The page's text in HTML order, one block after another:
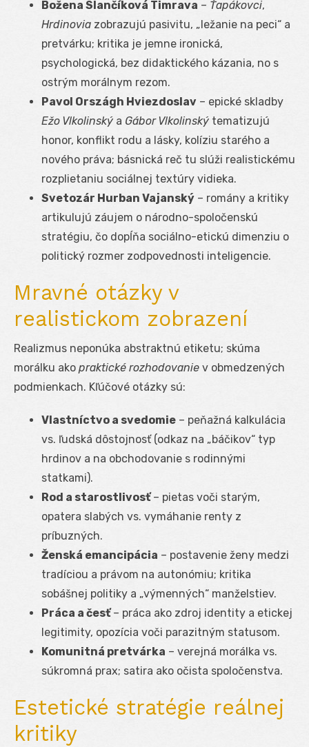
Božena Slančíková Timrava – Ťapákovci,
Hrdinovia zobrazujú pasivitu, „ležanie na peci“ a
pretvárku; kritika je jemne ironická,
psychologická, bez didaktického kázania, no s
ostrým morálnym rezom.
Pavol Országh Hviezdoslav – epické skladby
Ežo Vlkolinský a Gábor Vlkolinský tematizujú
honor, konflikt rodu a lásky, kolíziu starého a
nového práva; básnická reč tu slúži realistickému
rozplietaniu sociálnej textúry vidieka.
Svetozár Hurban Vajanský – romány a kritiky
artikulujú záujem o národno-spoločenskú
stratégiu, čo dopĺňa sociálno-etickú dimenziu o
politický rozmer zodpovednosti inteligencie.
Mravné otázky v
realistickom zobrazení
Realizmus neponúka abstraktnú etiketu; skúma
morálku ako praktické rozhodovanie v obmedzených
podmienkach. Kľúčové otázky sú:
Vlastníctvo a svedomie – peňažná kalkulácia
vs. ľudská dôstojnosť (odkaz na „báčikov“ typ
hrdinov a na obchodovanie s rodinnými
statkami).
Rod a starostlivosť– pietas voči starým,
opatera slabých vs. vymáhanie renty z
príbuzných.
Ženská emancipácia – postavenie ženy medzi
tradíciou a právom na autonómiu; kritika
sobášnej politiky a „výmenných“ manželstiev.
Práca a česť– práca ako zdroj identity a etickej
legitimity, opozícia voči parazitným statusom.
Komunitná pretvárka – verejná morálka vs.
súkromná prax; satira ako očista spoločenstva.
Estetické stratégie reálnej
kritiky